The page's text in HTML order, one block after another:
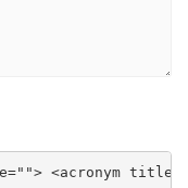
<acronym